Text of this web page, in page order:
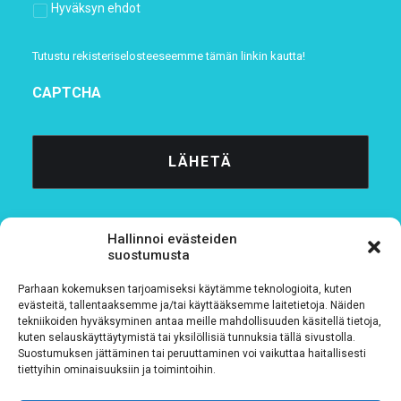
Hallinnoi evästeiden
suostumusta
Parhaan kokemuksen tarjoamiseksi käytämme teknologioita, kuten
evästeitä, tallentaaksemme ja/tai käyttääksemme laitetietoja. Näiden
tekniikoiden hyväksyminen antaa meille mahdollisuuden käsitellä tietoja,
kuten selauskäyttäytymistä tai yksilöllisiä tunnuksia tällä sivustolla.
Suostumuksen jättäminen tai peruuttaminen voi vaikuttaa haitallisesti
tiettyihin ominaisuuksiin ja toimintoihin.
Hyväksyn ehdot
Tutustu rekisteriselosteeseemmetämän linkin kautta!
CAPTCHA
Tietosuojaseloste
Verkkolaskutustiedot